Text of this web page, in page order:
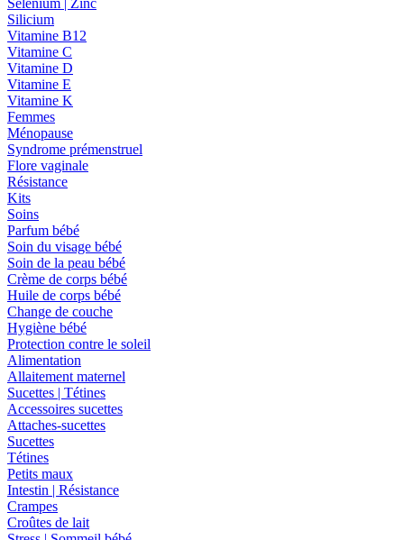
Sélénium | Zinc
Silicium
Vitamine B12
Vitamine C
Vitamine D
Vitamine E
Vitamine K
Femmes
Ménopause
Syndrome prémenstruel
Flore vaginale
Résistance
Kits
Soins
Parfum bébé
Soin du visage bébé
Soin de la peau bébé
Crème de corps bébé
Huile de corps bébé
Change de couche
Hygiène bébé
Protection contre le soleil
Alimentation
Allaitement maternel
Sucettes | Tétines
Accessoires sucettes
Attaches-sucettes
Sucettes
Tétines
Petits maux
Intestin | Résistance
Crampes
Croûtes de lait